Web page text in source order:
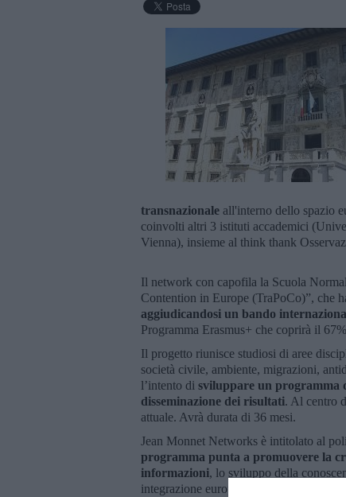
transnazionale all'interno dello spazio
coinvolti altri 3 istituti accademici
Vienna), insieme al think thank
Il network con capofila la Scuola
Contention in Europe (TraPoCo)”, che
aggiudicandosi un bando
Programma Erasmus+ che coprirà il
Il progetto riunisce studiosi di aree
società civile, ambiente, migrazioni,
l’intento di sviluppare un programma
disseminazione dei risultati. Al centro
attuale. Avrà durata di 36 mesi.
Jean Monnet Networks è intitolato al
programma punta a promuovere la
informazioni, lo sviluppo della
integrazione europea.